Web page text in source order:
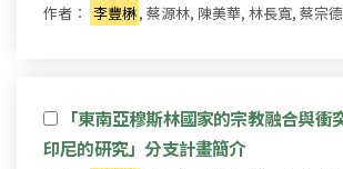
作者： 李豐楙, 蔡源林, 陳美華, 林長寬, 蔡宗德
「東南亞穆斯林國家的宗教融合與衝
印尼的研究」分支計畫簡介